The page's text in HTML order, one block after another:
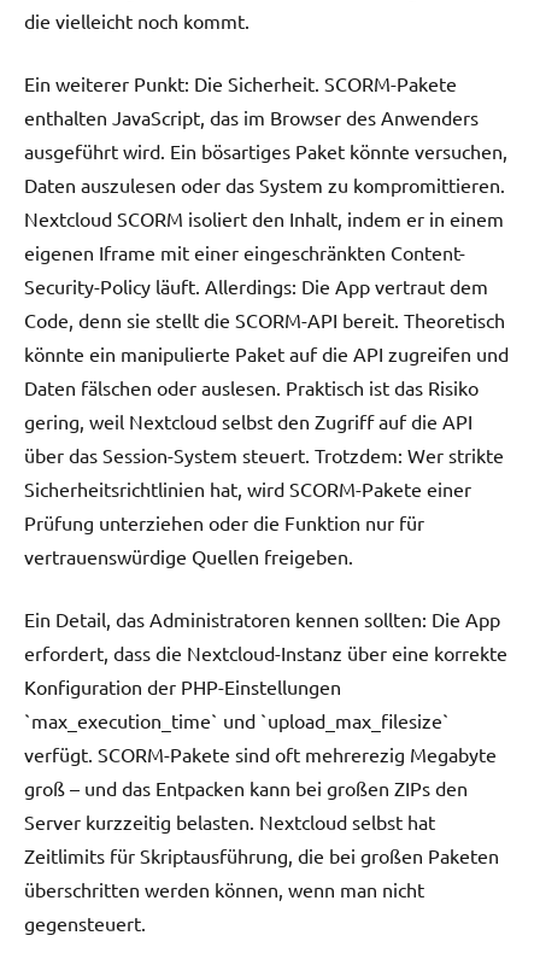
die vielleicht noch kommt.
Ein weiterer Punkt: Die Sicherheit. SCORM-Pakete
enthalten JavaScript, das im Browser des Anwenders
ausgeführt wird. Ein bösartiges Paket könnte versuchen,
Daten auszulesen oder das System zu kompromittieren.
Nextcloud SCORM isoliert den Inhalt, indem er in einem
eigenen Iframe mit einer eingeschränkten Content-
Security-Policy läuft. Allerdings: Die App vertraut dem
Code, denn sie stellt die SCORM-API bereit. Theoretisch
könnte ein manipulierte Paket auf die API zugreifen und
Daten fälschen oder auslesen. Praktisch ist das Risiko
gering, weil Nextcloud selbst den Zugriff auf die API
über das Session-System steuert. Trotzdem: Wer strikte
Sicherheitsrichtlinien hat, wird SCORM-Pakete einer
Prüfung unterziehen oder die Funktion nur für
vertrauenswürdige Quellen freigeben.
Ein Detail, das Administratoren kennen sollten: Die App
erfordert, dass die Nextcloud-Instanz über eine korrekte
Konfiguration der PHP-Einstellungen
`max_execution_time` und `upload_max_filesize`
verfügt. SCORM-Pakete sind oft mehrerezig Megabyte
groß – und das Entpacken kann bei großen ZIPs den
Server kurzzeitig belasten. Nextcloud selbst hat
Zeitlimits für Skriptausführung, die bei großen Paketen
überschritten werden können, wenn man nicht
gegensteuert.